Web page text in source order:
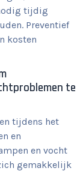
tijdig
Preventief
kosten
te
tijdens het
en
en vocht
gemakkelijk